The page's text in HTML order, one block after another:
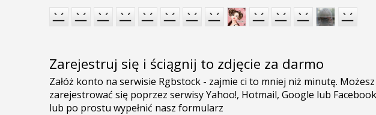
Zarejestruj się i ściągnij to zdjęcie za darmo